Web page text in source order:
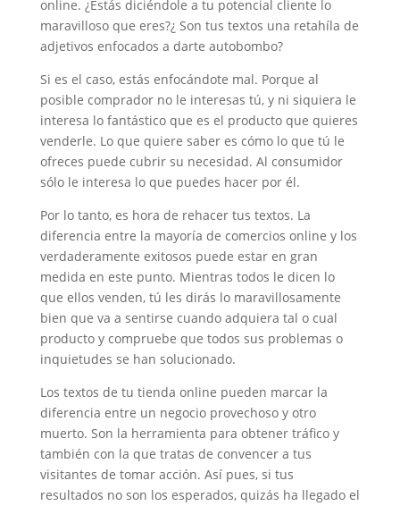
online. ¿Estás diciéndole a tu potencial cliente lo
maravilloso que eres?¿ Son tus textos una retahíla de
adjetivos enfocados a darte autobombo?
Si es el caso, estás enfocándote mal. Porque al
posible comprador no le interesas tú, y ni siquiera le
interesa lo fantástico que es el producto que quieres
venderle. Lo que quiere saber es cómo lo que tú le
ofreces puede cubrir su necesidad. Al consumidor
sólo le interesa lo que puedes hacer por él.
Por lo tanto, es hora de rehacer tus textos. La
diferencia entre la mayoría de comercios online y los
verdaderamente exitosos puede estar en gran
medida en este punto. Mientras todos le dicen lo
que ellos venden, tú les dirás lo maravillosamente
bien que va a sentirse cuando adquiera tal o cual
producto y compruebe que todos sus problemas o
inquietudes se han solucionado.
Los textos de tu tienda online pueden marcar la
diferencia entre un negocio provechoso y otro
muerto. Son la herramienta para obtener tráfico y
también con la que tratas de convencer a tus
visitantes de tomar acción. Así pues, si tus
resultados no son los esperados, quizás ha llegado el